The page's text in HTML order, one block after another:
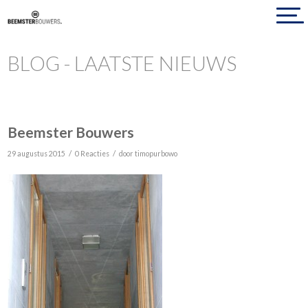
BLOG - LAATSTE NIEUWS
Beemster Bouwers
29 augustus 2015 / 0 Reacties / doortimopurbowo